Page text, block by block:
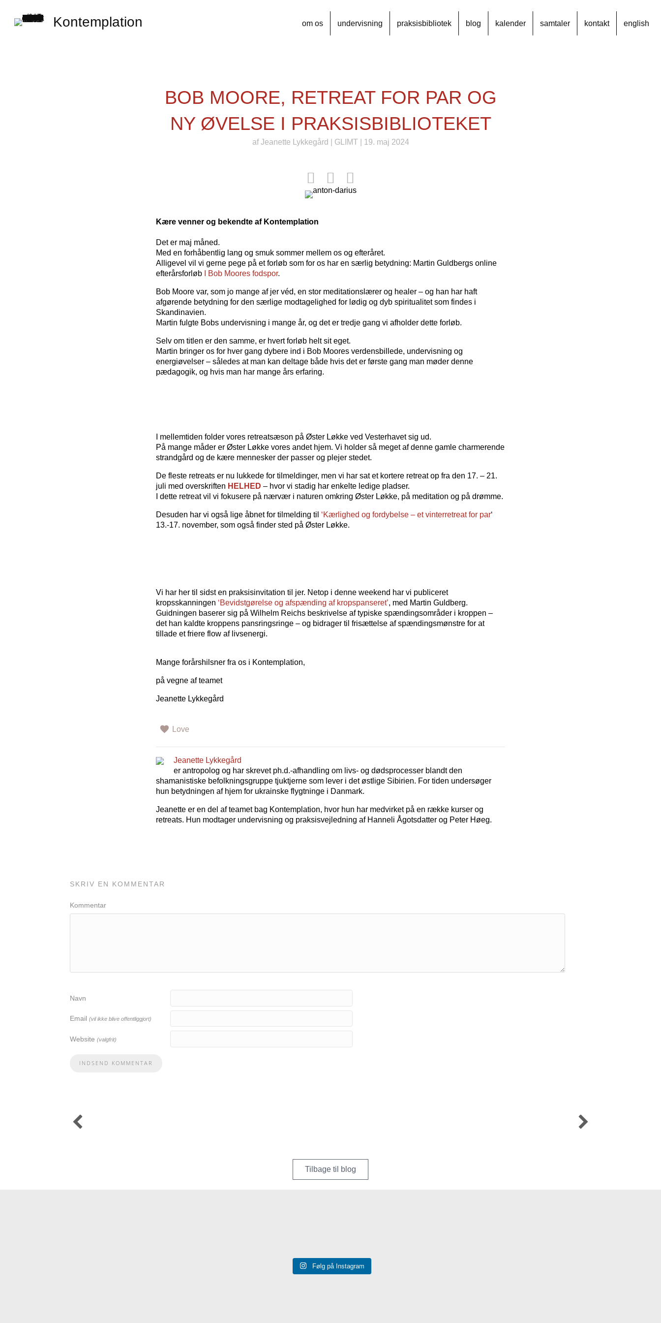
Kontemplation om os undervisning praksisbibliotek blog kalender samtaler kontakt english
BOB MOORE, RETREAT FOR PAR OG
NY ØVELSE I PRAKSISBIBLIOTEKET
afJeanette Lykkegård GLIMT| 19. maj 2024
Kære venner og bekendte af Kontemplation
Det er maj måned.
Med en forhåbentlig lang og smuk sommer mellem os og efteråret.
Alligevel vil vi gerne pege på et forløb som for os har en særlig betydning: Martin Guldbergs online
efterårsforløb
I Bob Moores fodspor.
Bob Moore var, som jo mange af jer véd, en stor meditationslærer og healer – og han har haft
afgørende betydning for den særlige modtagelighed for lødig og dyb spiritualitet som findes i
Skandinavien.
Martin fulgte Bobs undervisning i mange år, og det er tredje gang vi afholder dette forløb.
Selv om titlen er den samme, er hvert forløb helt sit eget.
Martin bringer os for hver gang dybere ind i Bob Moores verdensbillede, undervisning og
energiøvelser – således at man kan deltage både hvis det er første gang man møder denne
pædagogik, og hvis man har mange års erfaring.
I mellemtiden folder vores retreatsæson på Øster Løkke ved Vesterhavet sig ud.
På mange måder er Øster Løkke vores andet hjem. Vi holder så meget af denne gamle charmerende
strandgård og de kære mennesker der passer og plejer stedet.
De fleste retreats er nu lukkede for tilmeldinger, men vi har sat et kortere retreat op fra den 17. – 21.
juli med overskriften HELHED – hvor vi stadig har enkelte ledige pladser.
I dette retreat vil vi fokusere på nærvær i naturen omkring Øster Løkke, på meditation og på drømme.
Desuden har vi også lige åbnet for tilmelding til ‘Kærlighed og fordybelse – et vinterretreat for par‘
13.-17. november, som også finder sted på Øster Løkke.
Vi har her til sidst en praksisinvitation til jer. Netop i denne weekend har vi publiceret
kropsskanningen ‘Bevidstgørelse og afspænding af kropspanseret’, med Martin Guldberg.
Guidningen baserer sig på Wilhelm Reichs beskrivelse af typiske spændingsområder i kroppen –
det han kaldte kroppens pansringsringe – og bidrager til frisættelse af spændingsmønstre for at
tillade et friere flow af livsenergi.
Mange forårshilsner fra os i Kontemplation,
på vegne af teamet
Jeanette Lykkegård
Love
Jeanette Lykkegård
er antropolog og har skrevet ph.d.-afhandling om livs- og dødsprocesser blandt den
shamanistiske befolkningsgruppe tjuktjerne som lever i det østlige Sibirien. For tiden undersøger
hun betydningen af hjem for ukrainske flygtninge i Danmark.
Jeanette er en del af teamet bag Kontemplation, hvor hun har medvirket på en række kurser og
retreats. Hun modtager undervisning og praksisvejledning af Hanneli Ågotsdatter og Peter Høeg.
SKRIV EN KOMMENTAR
Kommentar
Navn
Email (vil ikke blive offentliggjort)
Website (valgfrit)
Tilbage til blog
Følg på Instagram